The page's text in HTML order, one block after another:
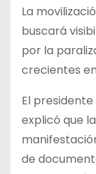
La
buscará
por la
crecientes
El
explicó que
de